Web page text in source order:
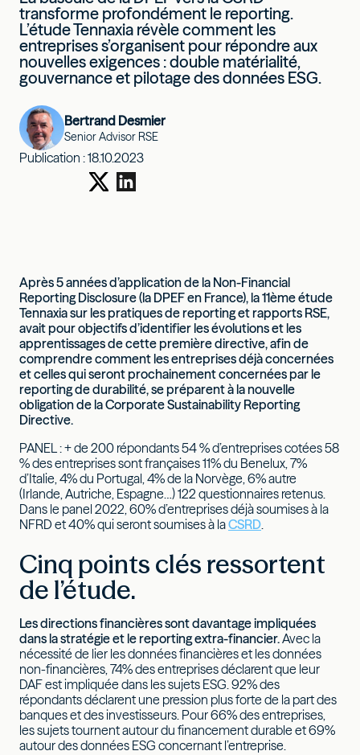
transforme profondément le reporting.
L’étude Tennaxia révèle comment les
entreprises s’organisent pour répondre aux
nouvelles exigences : double matérialité,
gouvernance et pilotage des données ESG.
Bertrand Desmier
Senior Advisor RSE
Publication :18.10.2023
Après 5 années d’application de la Non-Financial
Reporting Disclosure (la DPEF en France), la 11ème étude
Tennaxia sur les pratiques de reporting et rapports RSE,
avait pour objectifs d’identifier les évolutions et les
apprentissages de cette première directive, afin de
comprendre comment les entreprises déjà concernées
et celles qui seront prochainement concernées par le
reporting de durabilité, se préparent à la nouvelle
obligation de la Corporate Sustainability Reporting
Directive.
PANEL : + de 200 répondants 54 % d’entreprises cotées 58
% des entreprises sont françaises 11% du Benelux, 7%
d’Italie, 4% du Portugal, 4% de la Norvège, 6% autre
(Irlande, Autriche, Espagne…) 122 questionnaires retenus.
Dans le panel 2022, 60% d’entreprises déjà soumises à la
NFRD et 40% qui seront soumises à laCSRD.
Cinq points clés ressortent
de l’étude.
Les directions financières sont davantage impliquées
dans la stratégie et le reporting extra-financier.Avec la
nécessité de lier les données financières et les données
non-financières, 74% des entreprises déclarent que leur
DAF est impliquée dans les sujets ESG. 92% des
répondants déclarent une pression plus forte de la part des
banques et des investisseurs. Pour 66% des entreprises,
les sujets tournent autour du financement durable et 69%
autour des données ESG concernant l’entreprise.